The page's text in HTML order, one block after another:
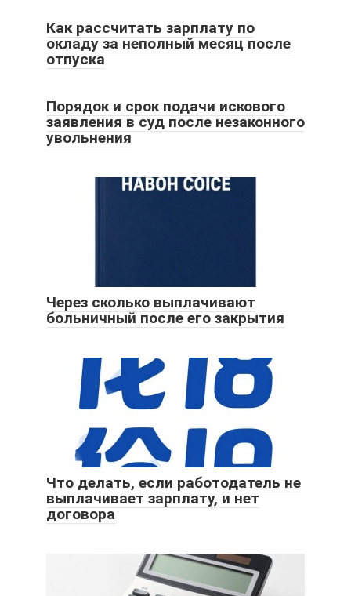
Как рассчитать зарплату по
окладу за неполный месяц после
отпуска
Порядок и срок подачи искового
заявления в суд после незаконного
увольнения
Через сколько выплачивают
больничный после его закрытия
Что делать, если работодатель не
выплачивает зарплату, и нет
договора